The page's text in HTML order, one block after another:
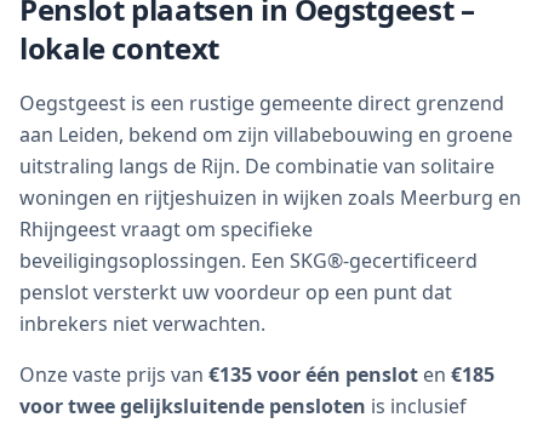
Penslot plaatsen in Oegstgeest–
lokale context
Oegstgeest is een rustige gemeente direct grenzend
aan Leiden, bekend om zijn villabebouwing en groene
uitstraling langs de Rijn. De combinatie van solitaire
woningen en rijtjeshuizen in wijken zoals Meerburg en
Rhijngeest vraagt om specifieke
beveiligingsoplossingen. Een SKG®-gecertificeerd
penslot versterkt uw voordeur op een punt dat
inbrekers niet verwachten.
Onze vaste prijs van €135 voor één penslot en €185
voor twee gelijksluitende pensloten is inclusief